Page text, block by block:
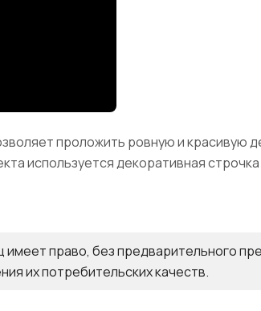
проложить ровную и красивую
используется декоративная
право, без предварительного
их потребительских качеств.